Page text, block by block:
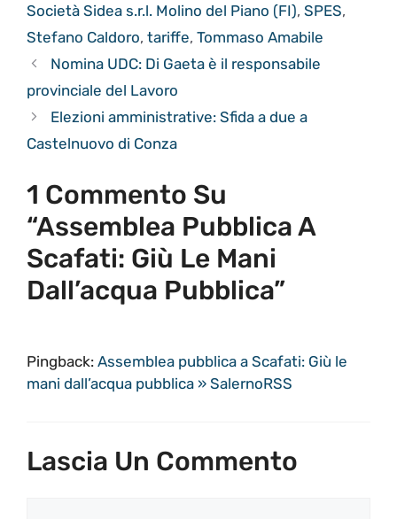
Società Sidea s.r.l. Molino del Piano (FI), SPES,
Stefano Caldoro, tariffe, Tommaso Amabile
Nomina UDC: Di Gaeta è il responsabile
provinciale del Lavoro
Elezioni amministrative: Sfida a due a
Castelnuovo di Conza
1 Commento Su
“Assemblea Pubblica A
Scafati: Giù Le Mani
Dall’acqua Pubblica”
Pingback: Assemblea pubblica a Scafati: Giù le
mani dall’acqua pubblica » SalernoRSS
Lascia Un Commento